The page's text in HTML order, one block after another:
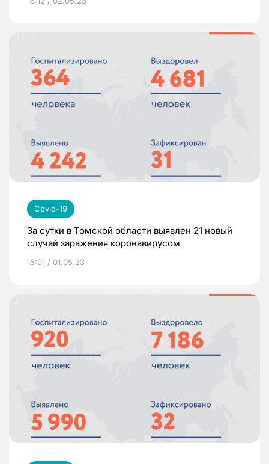
Covid-19
За сутки в Томской области выявлен 21 новый
случай заражения коронавирусом
15:01 / 01.05.23